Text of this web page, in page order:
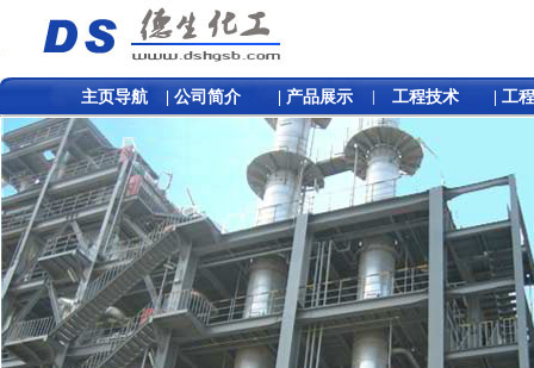
主页导航 公司简介 产品展示 工程技术 工